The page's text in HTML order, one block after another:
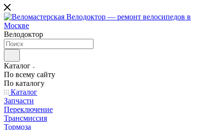
Велодоктор
Каталог
По всему сайту
По каталогу
Каталог
Запчасти
Переключение
Трансмиссия
Тормоза